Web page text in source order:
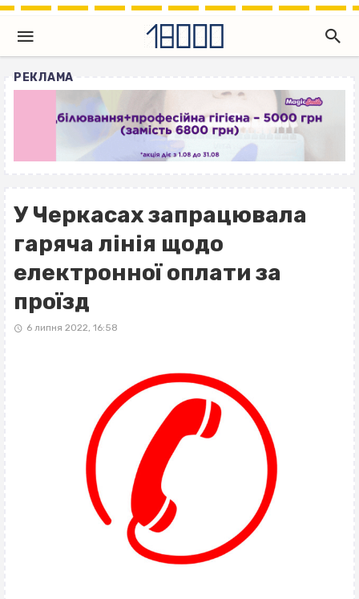
РЕКЛАМА
У Черкасах запрацювала
гаряча лінія щодо
електронної оплати за
проїзд
6 липня 2022, 16:58